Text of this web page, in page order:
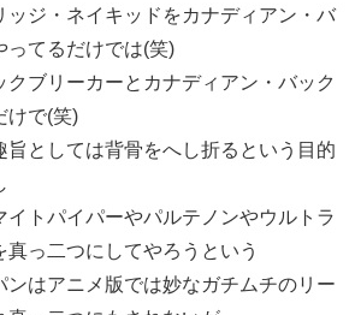
ッジ・ネイキッドをカナディアン・バ
ってるだけでは(笑)
クブリーカーとカナディアン・バック
けで(笑)
旨としては背骨をへし折るという目的
イトパイパーやパルテノンやウルトラ
真っ二つにしてやろうという
ンはアニメ版では妙なガチムチのリー